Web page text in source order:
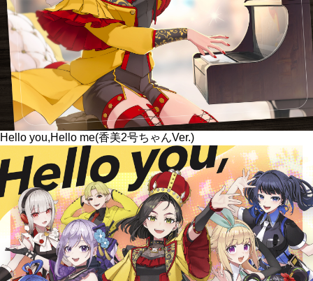
Hello you,Hello me(香美2号ちゃんVer.)